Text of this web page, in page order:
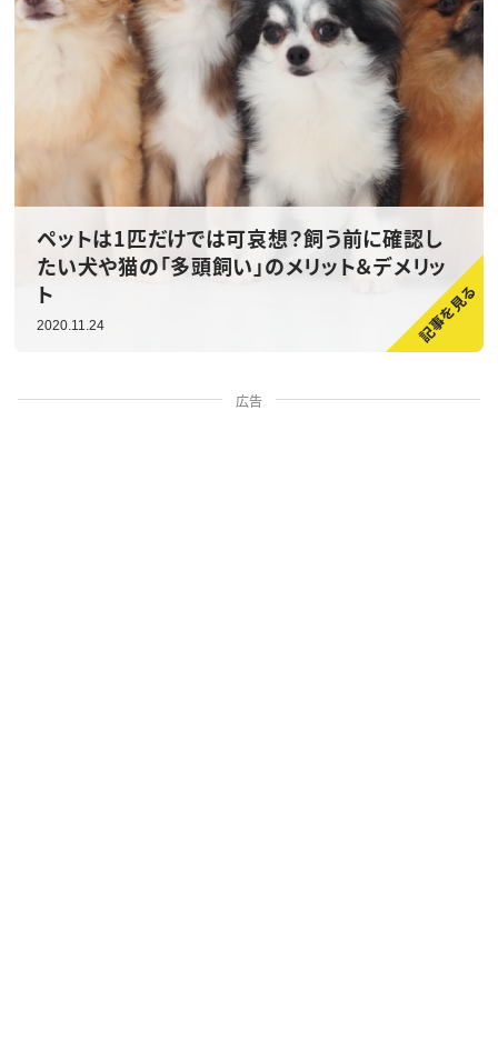
ペットは1匹だけでは可哀想？飼う前に確認し
たい犬や猫の「多頭飼い」のメリット＆デメリッ
ト
2020.11.24
広告